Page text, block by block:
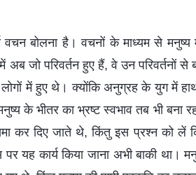
वचन बोलना है। वचनों के माध्यम से
अब जो परिवर्तन हुए हैं, वे उन परिवर्तनों
में हुए थे। क्योंकि अनुग्रह के युग में
के भीतर का भ्रष्ट स्वभाव तब भी बना
कर दिए जाते थे, किंतु इस प्रश्न को लें
यह कार्य किया जाना अभी बाकी था।